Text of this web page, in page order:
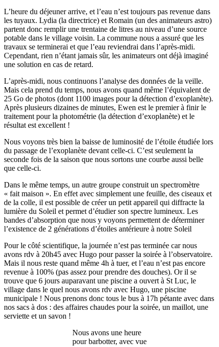
L’heure du déjeuner arrive, et l’eau n’est toujours pas revenue dans
les tuyaux. Lydia (la directrice) et Romain (un des animateurs astro)
partent donc remplir une trentaine de litres au niveau d’une source
potable dans le village voisin. La commune nous a assuré que les
travaux se terminerai et que l’eau reviendrai dans l’après-midi.
Cependant, rien n’étant jamais sûr, les animateurs ont déjà imaginé
une solution en cas de retard.
L’après-midi, nous continuons l’analyse des données de la veille.
Mais cela prend du temps, nous avons quand même l’équivalent de
25 Go de photos (dont 1100 images pour la détection d’exoplanète).
Après plusieurs dizaines de minutes, Ewen est le premier à finir le
traitement pour la photométrie (la détection d’exoplanète) et le
résultat est excellent !
Nous voyons très bien la baisse de luminosité de l’étoile étudiée lors
du passage de l’exoplanète devant celle-ci. C’est seulement la
seconde fois de la saison que nous sortons une courbe aussi belle
que celle-ci.
Dans le même temps, un autre groupe construit un spectromètre
« fait maison ». En effet avec simplement une feuille, des ciseaux et
de la colle, il est possible de créer un petit appareil qui diffracte la
lumière du Soleil et permet d’étudier son spectre lumineux. Les
bandes d’absorption que nous y voyons permettent de déterminer
l’existence de 2 générations d’étoiles antérieure à notre Soleil
Pour le côté scientifique, la journée n’est pas terminée car nous
avons rdv à 20h45 avec Hugo pour passer la soirée à l’observatoire.
Mais il nous reste quand même 4h à tuer, et l’eau n’est pas encore
revenue à 100% (pas assez pour prendre des douches). Or il se
trouve que 6 jours auparavant une piscine a ouvert à St Luc, le
village dans le quel nous avons rdv avec Hugo, une piscine
municipale ! Nous prenons donc tous le bus à 17h pétante avec dans
nos sacs à dos : des affaires chaudes pour la soirée, un maillot, une
serviette et un savon !
Nous avons une heure
pour barbotter, avec vue